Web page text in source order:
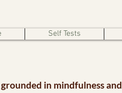
Self Tests
in mindfulness and